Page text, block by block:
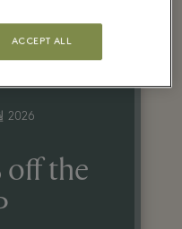
2026
off the
ACCEPT ALL